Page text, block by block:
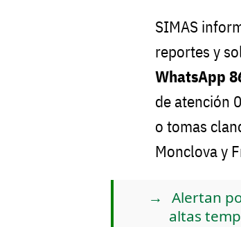
SIMAS
reportes y
WhatsApp
de atención
o tomas
Monclova y
Alertan
altas